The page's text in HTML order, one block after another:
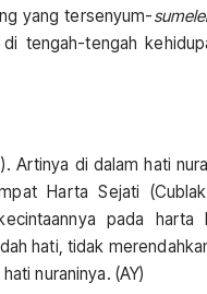
yang tersenyum-
tengah-tengah
Artinya di dalam hati
Harta Sejati
pada harta
hati, tidak
nuraninya. (AY)